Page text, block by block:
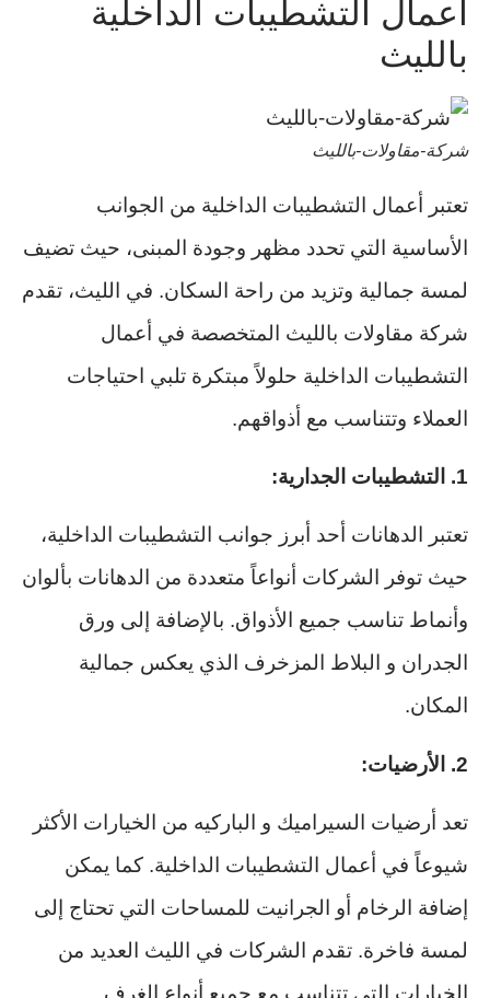
أعمال التشطيبات الداخلية
بالليث
شركة-مقاولات-بالليث
تعتبر أعمال التشطيبات الداخلية من الجوانب
الأساسية التي تحدد مظهر وجودة المبنى، حيث تضيف
لمسة جمالية وتزيد من راحة السكان. في الليث، تقدم
شركة مقاولات بالليث المتخصصة في أعمال
التشطيبات الداخلية حلولاً مبتكرة تلبي احتياجات
العملاء وتتناسب مع أذواقهم.
1. التشطيبات الجدارية:
تعتبر الدهانات أحد أبرز جوانب التشطيبات الداخلية،
حيث توفر الشركات أنواعاً متعددة من الدهانات بألوان
وأنماط تناسب جميع الأذواق. بالإضافة إلى ورق
الجدران و البلاط المزخرف الذي يعكس جمالية
المكان.
2. الأرضيات:
تعد أرضيات السيراميك و الباركيه من الخيارات الأكثر
شيوعاً في أعمال التشطيبات الداخلية. كما يمكن
إضافة الرخام أو الجرانيت للمساحات التي تحتاج إلى
لمسة فاخرة. تقدم الشركات في الليث العديد من
الخيارات التي تتناسب مع جميع أنواع الغرف